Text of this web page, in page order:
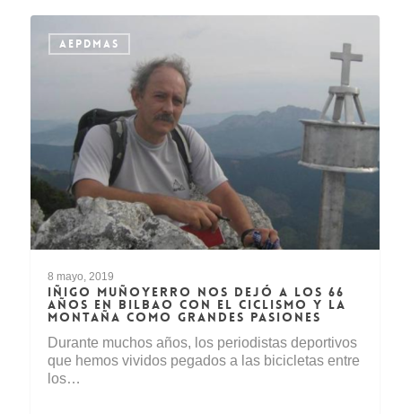
AEPDMAS
8 mayo, 2019
IÑIGO MUÑOYERRO NOS DEJÓ A LOS 66
AÑOS EN BILBAO CON EL CICLISMO Y LA
MONTAÑA COMO GRANDES PASIONES
Durante muchos años, los periodistas deportivos
que hemos vividos pegados a las bicicletas entre
los…